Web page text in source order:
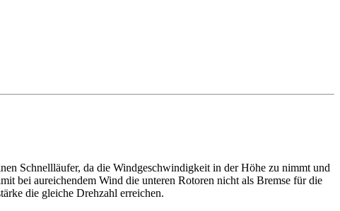
Schnellläufer, da die Windgeschwindigkeit in der Höhe zu nimmt und
bei aureichendem Wind die unteren Rotoren nicht als Bremse für die
die gleiche Drehzahl erreichen.